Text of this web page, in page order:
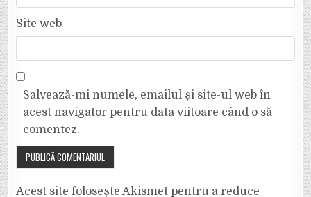
Site web
Salvează-mi numele, emailul și site-ul web în
acest navigator pentru data viitoare când o să
comentez.
Acest site folosește Akismet pentru a reduce